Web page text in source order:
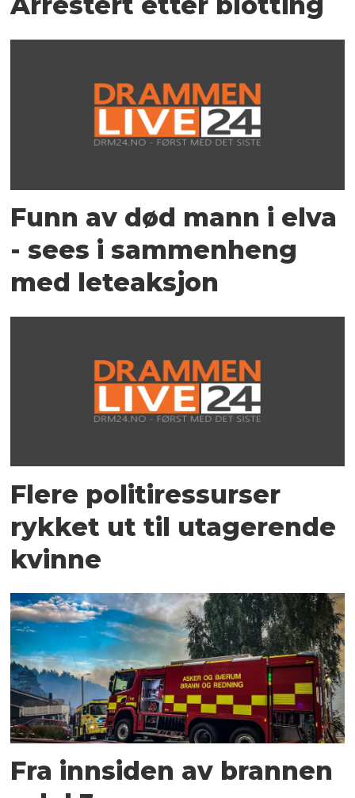
Funn av død mann i elva
- sees i sammenheng
med leteaksjon
Flere politiressurser
rykket ut til utagerende
kvinne
Fra innsiden av brannen